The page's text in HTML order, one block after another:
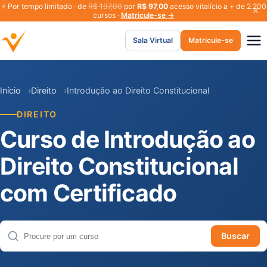
⚡ Por tempo limitado · deR$ 197,00por R$ 97,00acesso vitalício a + de 2.200
cursos · Matricule-se →
Sala Virtual Matricule-se
Início Direito Introdução ao Direito Constitucional
DIREITO
Curso de Introdução ao
Direito Constitucional
com Certificado
Buscar cursos
Buscar